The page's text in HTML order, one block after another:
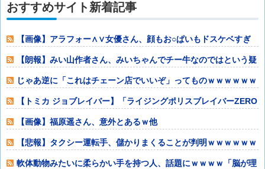
おすすめサイト新着記事
【画像】アラフォー∧∨女優さん、顔もお○ぱいもドスケベすぎ
るwwwwww
【朗報】みい山作者さん、みいちゃんでチー牛なのではという疑
惑が生まれるｗ
じゃあ逆に「これはチェーン店でいいぞ」ってものｗｗｗｗｗｗ
ｗｗ他
【トミカ ジョブレイバー】「ライジングポリスブレイバーZERO
デカライ
【画像】福原遥さん、意外とあるｗ他
【悲報】タクシー運転手、儲かりまくることが判明ｗｗｗｗｗｗ
ｗｗ他
軟体動物みたいに柔らかい手を持つ人、話題にｗｗｗｗ「脳が理